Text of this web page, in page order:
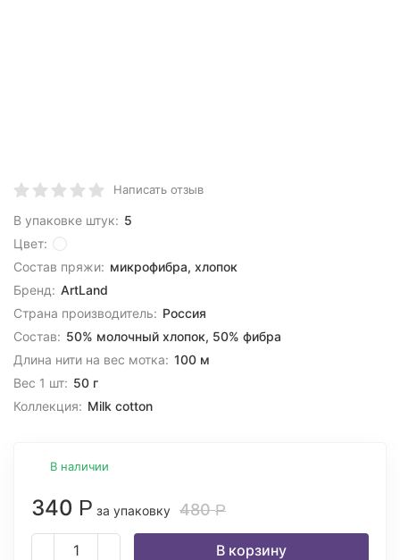
Написать отзыв
В упаковке штук: 5
Цвет:
Состав пряжи: микрофибра, хлопок
Бренд: ArtLand
Страна производитель: Россия
Состав: 50% молочный хлопок, 50% фибра
Длина нити на вес мотка: 100 м
Вес 1 шт: 50 г
Коллекция: Milk cotton
В наличии
340 Р за упаковку 480Р
В корзину